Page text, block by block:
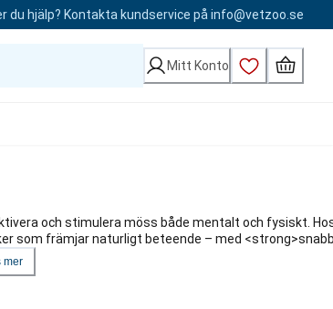
du hjälp? Kontakta kundservice på info@vetzoo.se
Mitt Konto
och stimulera möss både mentalt och fysiskt.
som främjar naturligt beteende – med
mer